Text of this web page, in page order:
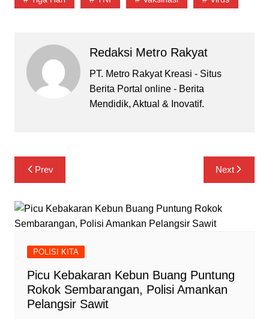
Redaksi Metro Rakyat
PT. Metro Rakyat Kreasi - Situs
Berita Portal online - Berita
Mendidik, Aktual & Inovatif.
Navigasi
pos
Prev Next
POLISI KITA
Picu Kebakaran Kebun Buang Puntung
Rokok Sembarangan, Polisi Amankan
Pelangsir Sawit